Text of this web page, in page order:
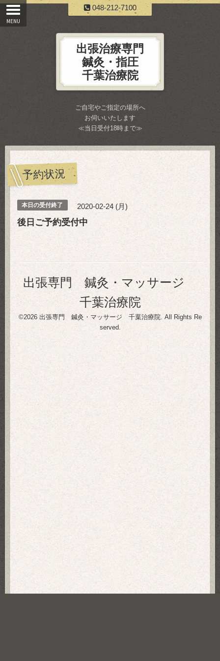
048-212-7100
出張治療専門
鍼灸・指圧
千葉治療院
ご自宅やご指定の場所へ
お伺いいたします
≪当日受付18時まで≫
予約状況
本日の受付終了 2020-02-24 (月)
後日ご予約受付中
出張専門 鍼灸・マッサージ
千葉治療院
©2026 出張専門 鍼灸・マッサージ 千葉治療院. All Rights Re
served.